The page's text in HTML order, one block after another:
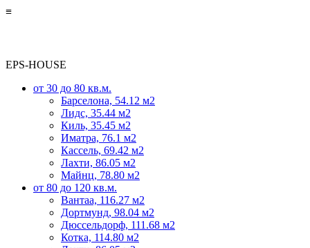
≡
EPS-HOUSE
от 30 до 80 кв.м.
Барселона, 54.12 м2
Лидс, 35.44 м2
Киль, 35.45 м2
Иматра, 76.1 м2
Кассель, 69.42 м2
Лахти, 86.05 м2
Майнц, 78.80 м2
от 80 до 120 кв.м.
Вантаа, 116.27 м2
Дортмунд, 98.04 м2
Дюссельдорф, 111.68 м2
Котка, 114.80 м2